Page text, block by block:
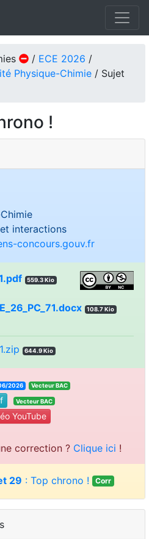
/ ECE 2026 /
Physique-Chimie / Sujet
!
interactions
concours.gouv.fr
559.3 Kio
108.7 Kio
644.9 Kio
2026 Vecteur BAC
Vecteur BAC
YouTube
correction ? Clique ici !
29 : Top chrono ! Corr